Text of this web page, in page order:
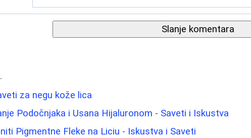
Slanje komentara
za negu kože lica
Podočnjaka i Usana Hijaluronom - Saveti i Iskustva
Pigmentne Fleke na Liciu - Iskustva i Saveti